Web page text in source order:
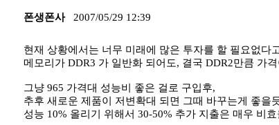
폰생폰사 2007/05/29 12:39
현재 상황에서는 너무 미래에 많은 투자를 할 필요없다
메모리가 DDR3 가 일반화 되어도, 결국 DDR2만큼 가
그냥 965 가격대 성능비 좋은 걸로 구입후,
추후 새로운 제품이 저변확대 되면 그때 바꾸는게 좋을
성능 10% 올리기 위해서 30-50% 추가 지출은 매우 비